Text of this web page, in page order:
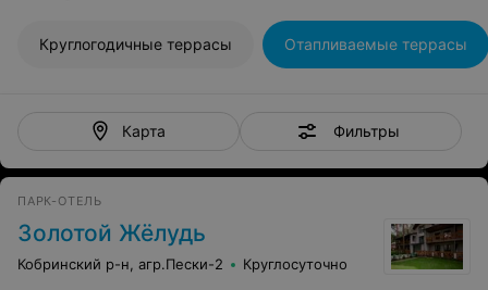
Круглогодичные террасы Отапливаемые террасы
Карта Фильтры
ПАРК-ОТЕЛЬ
Золотой Жёлудь
Кобринский р-н, агр.Пески-2 Круглосуточно